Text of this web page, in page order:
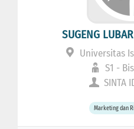
SUGENG
Universitas
S1 -
SINTA
Marketing dan